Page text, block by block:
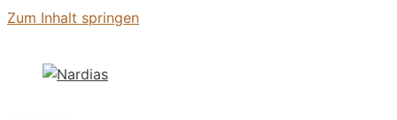
Zum Inhalt springen